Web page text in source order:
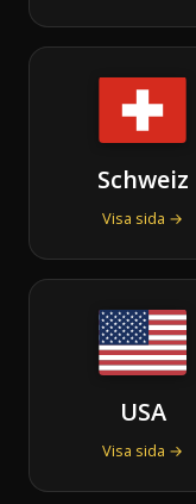
Schweiz
Visa sida →
USA
Visa sida →